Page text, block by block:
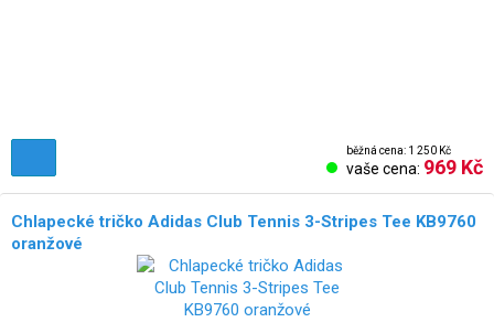
běžná cena: 1 250 Kč
vaše cena: 969 Kč
Chlapecké tričko Adidas Club Tennis 3-Stripes Tee KB9760
oranžové